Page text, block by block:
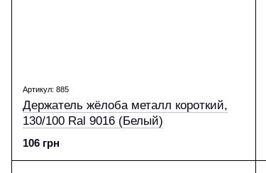
Артикул: 885
Держатель жёлоба металл короткий,
130/100 Ral 9016 (Белый)
106 грн